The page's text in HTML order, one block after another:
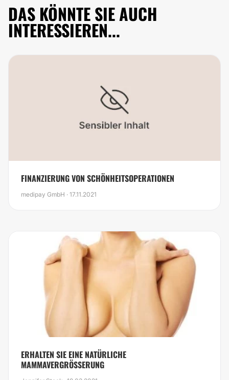
DAS KÖNNTE SIE AUCH
INTERESSIEREN...
FINANZIERUNG VON SCHÖNHEITSOPERATIONEN
medipay GmbH · 17.11.2021
ERHALTEN SIE EINE NATÜRLICHE
MAMMAVERGRÖSSERUNG